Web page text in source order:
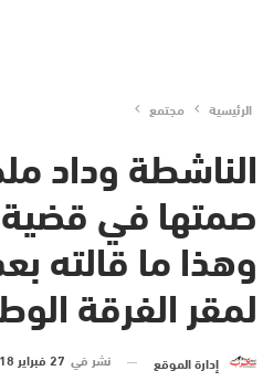
الرئيسية مجتمع
الناشطة وداد
صمتها في
وهذا ما قالته
لمقر الفرقة
إدارة الموقع نشر في 27 فبراير 2018 الساعة 10 و 08 دقيقة